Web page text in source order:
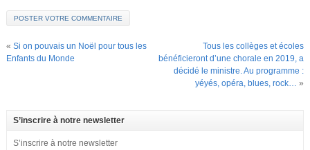
« Si on pouvais un Noël pour tous les
Enfants du Monde
Tous les collèges et écoles
bénéficieront d’une chorale en 2019, a
décidé le ministre. Au programme :
yéyés, opéra, blues, rock… »
S’inscrire à notre newsletter
S’inscrire à notre newsletter